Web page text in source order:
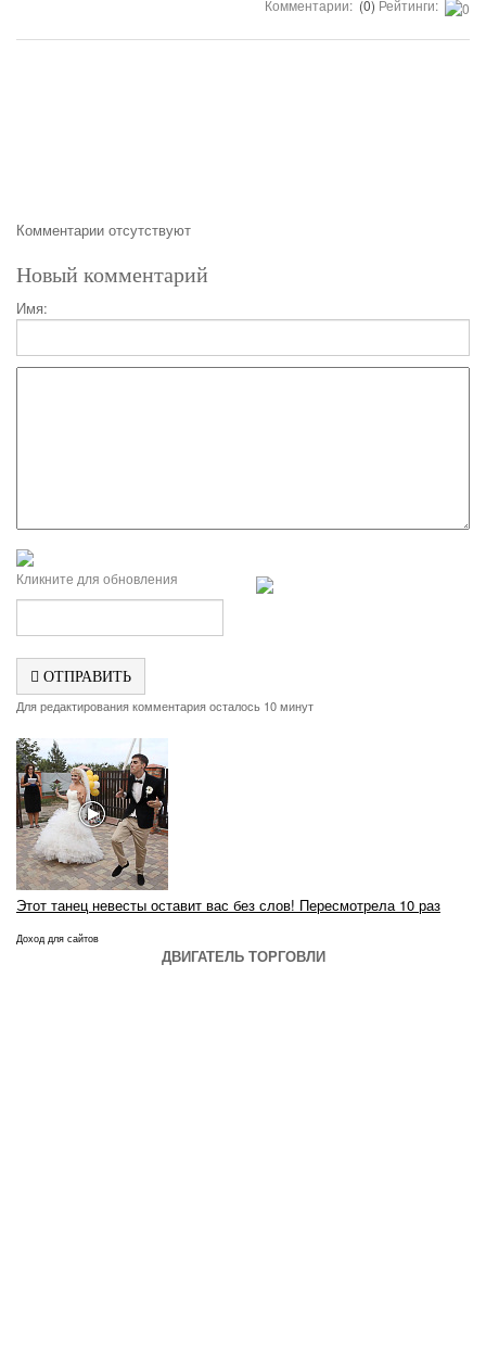
Комментарии: (0) Рейтинги:
Комментарии отсутствуют
Новый комментарий
Имя:
Кликните для обновления
ОТПРАВИТЬ
Для редактирования комментария осталось 10 минут
Этот танец невесты оставит вас без слов! Пересмотрела 10 раз
Доход для сайтов
ДВИГАТЕЛЬ ТОРГОВЛИ